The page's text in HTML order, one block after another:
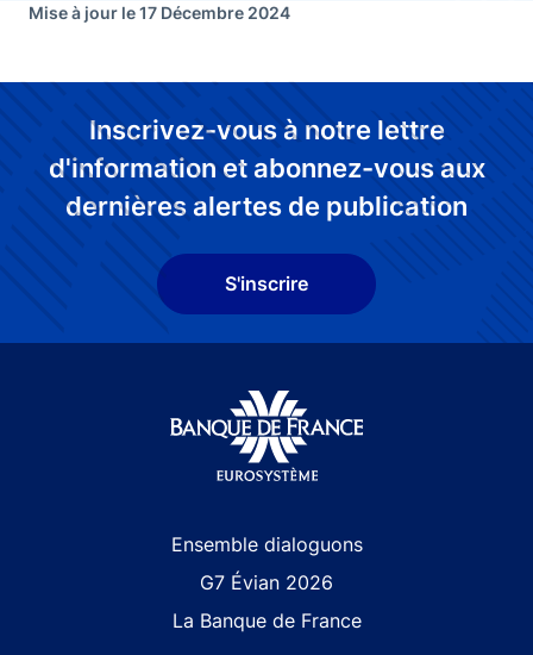
Mise à jour le 17 Décembre 2024
Inscrivez-vous à notre lettre
d'information et abonnez-vous aux
dernières alertes de publication
S'inscrire
Ensemble dialoguons
G7 Évian 2026
La Banque de France